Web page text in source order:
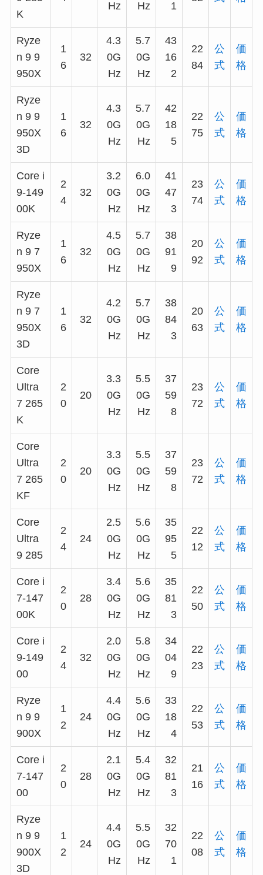
K
Hz
Hz
1
Ryze
n 9 9
950X
1
6
32
4.3
0G
Hz
5.7
0G
Hz
43
16
2
22
84
公
式
価
格
Ryze
n 9 9
950X
3D
1
6
32
4.3
0G
Hz
5.7
0G
Hz
42
18
5
22
75
公
式
価
格
Core i
9-149
00K
2
4
32
3.2
0G
Hz
6.0
0G
Hz
41
47
3
23
74
公
式
価
格
Ryze
n 9 7
950X
1
6
32
4.5
0G
Hz
5.7
0G
Hz
38
91
9
20
92
公
式
価
格
Ryze
n 9 7
950X
3D
1
6
32
4.2
0G
Hz
5.7
0G
Hz
38
84
3
20
63
公
式
価
格
Core
Ultra
7 265
K
2
0
20
3.3
0G
Hz
5.5
0G
Hz
37
59
8
23
72
公
式
価
格
Core
Ultra
7 265
KF
2
0
20
3.3
0G
Hz
5.5
0G
Hz
37
59
8
23
72
公
式
価
格
Core
Ultra
9 285
2
4
24
2.5
0G
Hz
5.6
0G
Hz
35
95
5
22
12
公
式
価
格
Core i
7-147
00K
2
0
28
3.4
0G
Hz
5.6
0G
Hz
35
81
3
22
50
公
式
価
格
Core i
9-149
00
2
4
32
2.0
0G
Hz
5.8
0G
Hz
34
04
9
22
23
公
式
価
格
Ryze
n 9 9
900X
1
2
24
4.4
0G
Hz
5.6
0G
Hz
33
18
4
22
53
公
式
価
格
Core i
7-147
00
2
0
28
2.1
0G
Hz
5.4
0G
Hz
32
81
3
21
16
公
式
価
格
Ryze
n 9 9
900X
3D
1
2
24
4.4
0G
Hz
5.5
0G
Hz
32
70
1
22
08
公
式
価
格